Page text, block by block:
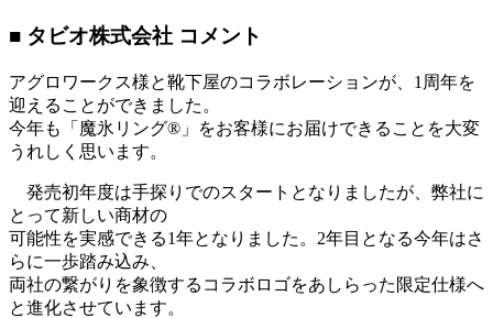
■ タビオ株式会社 コメント
アグロワークス様と靴下屋のコラボレーションが、1周年を
迎えることができました。
今年も「魔氷リング®️」をお客様にお届けできることを大変
うれしく思います。
発売初年度は手探りでのスタートとなりましたが、弊社に
とって新しい商材の
可能性を実感できる1年となりました。2年目となる今年はさ
らに一歩踏み込み、
両社の繋がりを象徴するコラボロゴをあしらった限定仕様へ
と進化させています。